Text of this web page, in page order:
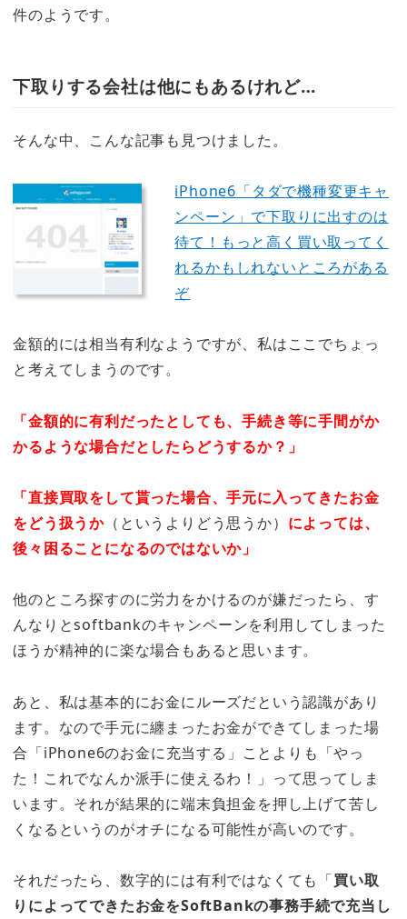
件のようです。
下取りする会社は他にもあるけれど…
そんな中、こんな記事も見つけました。
iPhone6「タダで機種変更キャ
ンペーン」で下取りに出すのは
待て！もっと高く買い取ってく
れるかもしれないところがある
ぞ
金額的には相当有利なようですが、私はここでちょっ
と考えてしまうのです。
「金額的に有利だったとしても、手続き等に手間がか
かるような場合だとしたらどうするか？」
「直接買取をして貰った場合、手元に入ってきたお金
をどう扱うか（というよりどう思うか） によっては、
後々困ることになるのではないか」
他のところ探すのに労力をかけるのが嫌だったら、す
んなりとsoftbankのキャンペーンを利用してしまった
ほうが精神的に楽な場合もあると思います。
あと、私は基本的にお金にルーズだという認識があり
ます。なので手元に纏まったお金ができてしまった場
合「iPhone6のお金に充当する」ことよりも「やっ
た！これでなんか派手に使えるわ！」って思ってしま
います。それが結果的に端末負担金を押し上げて苦し
くなるというのがオチになる可能性が高いのです。
それだったら、数字的には有利ではなくても「買い取
りによってできたお金をSoftBankの事務手続で充当し